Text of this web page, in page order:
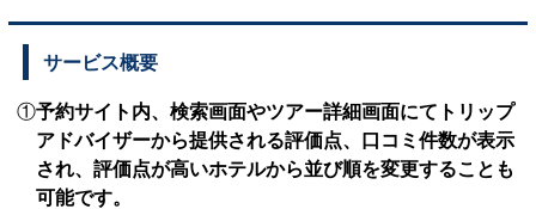
サービス概要
①予約サイト内、検索画面やツアー詳細画面にてトリップ
アドバイザーから提供される評価点、
口コミ件数が表示
され、評価点が高いホテルから並び順を変更することも
可能です。